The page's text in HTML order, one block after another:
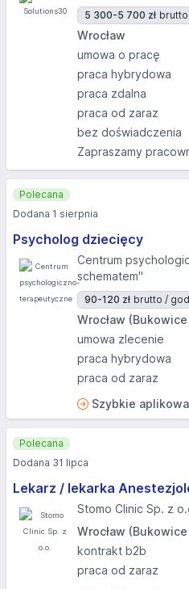
5 300-5 700 zł
Wrocław
umowa o pracę
praca hybrydowa
praca zdalna
praca od zaraz
bez doświadczenia
Zapraszamy
Psycholog dziecięcy
Centrum
schematem"
90-120 zł brutto /
Wrocław
umowa zlecenie
praca hybrydowa
praca od zaraz
Szybkie
Polecana
Dodana 1 sierpnia
Lekarz / lekarka
Stomo Clinic Sp. z
Wrocław
kontrakt b2b
praca od zaraz
Polecana
Dodana 31 lipca